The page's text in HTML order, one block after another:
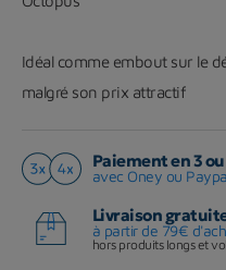
Idéal comme embout sur le
malgré son prix attractif
Paiement en 3
avec Oney ou
Livraison
à partir de 79€
hors produits longs et